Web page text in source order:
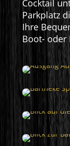
Cocktail
Parkplatz
Ihre
Boot- oder